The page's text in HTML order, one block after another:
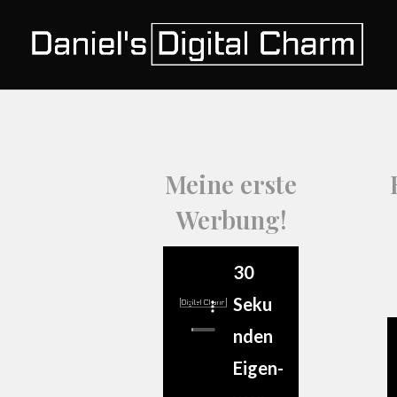
Meine erste
Werbung!
30
Seku
n­den
Eigen­